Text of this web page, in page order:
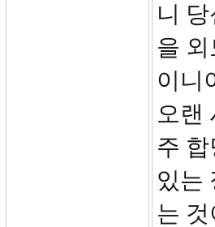
니
을
이니
오랜
주
있는
는